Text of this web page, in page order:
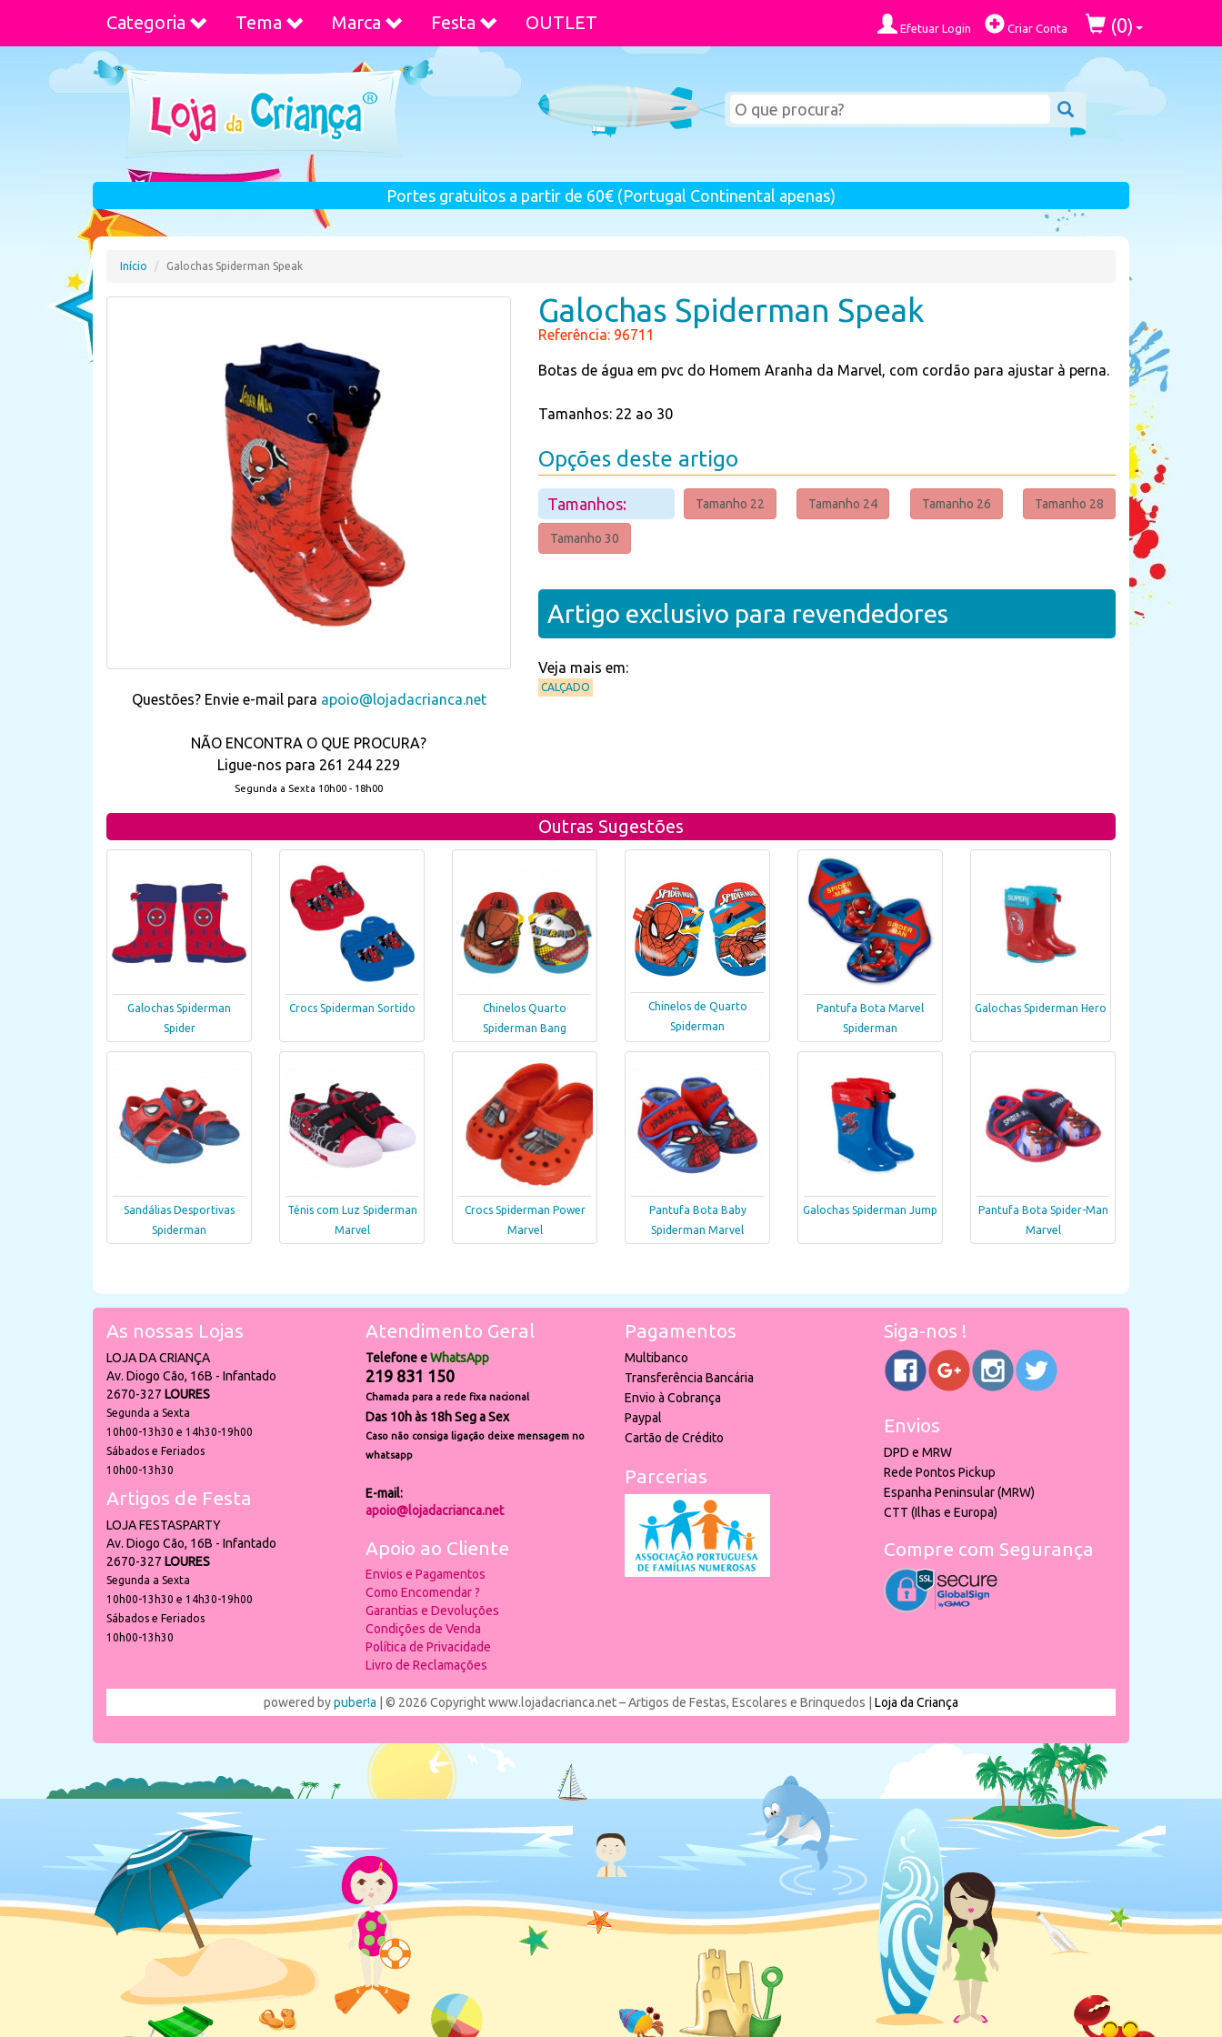
Categoria Tema Marca Festa OUTLET Efetuar Login Criar Conta (0)
Portes gratuitos a partir de 60€ (Portugal Continental apenas)
Início Galochas Spiderman Speak
Questões? Envie e-mail para apoio@lojadacrianca.net
NÃO ENCONTRA O QUE PROCURA?
Ligue-nos para 261 244 229
Segunda a Sexta 10h00 - 18h00
Galochas Spiderman Speak
Referência: 96711
Botas de água em pvc do Homem Aranha da Marvel, com cordão para ajustar à perna.
Tamanhos: 22 ao 30
Opções deste artigo
Tamanhos: Tamanho 22 Tamanho 24 Tamanho 26 Tamanho 28
Tamanho 30
Artigo exclusivo para revendedores
Veja mais em:
CALÇADO
Outras Sugestões
Galochas Spiderman
Spider
Crocs Spiderman Sortido
Chinelos Quarto
Spiderman Bang
Chinelos de Quarto
Spiderman
Pantufa Bota Marvel
Spiderman
Galochas Spiderman Hero
Sandálias Desportivas
Spiderman
Ténis com Luz Spiderman
Marvel
Crocs Spiderman Power
Marvel
Pantufa Bota Baby
Spiderman Marvel
Galochas Spiderman Jump
Pantufa Bota Spider-Man
Marvel
As nossas Lojas
LOJA DA CRIANÇA
Av. Diogo Cão, 16B - Infantado
2670-327 LOURES
Segunda a Sexta
10h00-13h30 e 14h30-19h00
Sábados e Feriados
10h00-13h30
Artigos de Festa
LOJA FESTASPARTY
Av. Diogo Cão, 16B - Infantado
2670-327 LOURES
Segunda a Sexta
10h00-13h30 e 14h30-19h00
Sábados e Feriados
10h00-13h30
Atendimento Geral
Telefone eWhatsApp
219 831 150
Chamada para a rede fixa nacional
Das 10h às 18h Seg a Sex
Caso não consiga ligação deixe mensagem no
whatsapp
E-mail:
apoio@lojadacrianca.net
Apoio ao Cliente
Envios e Pagamentos
Como Encomendar ?
Garantias e Devoluções
Condições de Venda
Política de Privacidade
Livro de Reclamações
Pagamentos
Multibanco
Transferência Bancária
Envio à Cobrança
Paypal
Cartão de Crédito
Parcerias
Siga-nos !
Envios
DPD e MRW
Rede Pontos Pickup
Espanha Peninsular (MRW)
CTT (Ilhas e Europa)
Compre com Segurança
powered bypuber!a | © 2026 Copyright www.lojadacrianca.net – Artigos de Festas, Escolares e Brinquedos | Loja da Criança